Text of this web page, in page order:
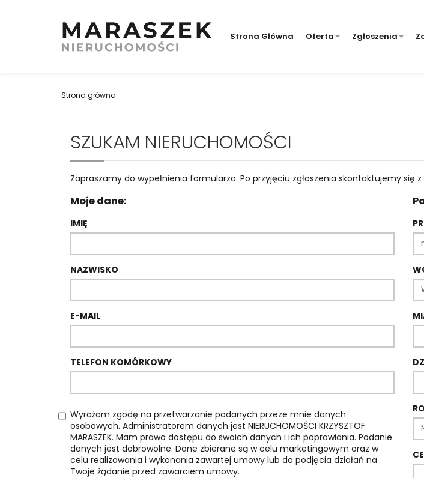
Strona Główna Oferta Zgłoszenia
Strona główna
SZUKAM NIERUCHOMOŚCI
Zapraszamy do wypełnienia formularza. Po przyjęciu zgłoszenia skontaktujemy się
Moje dane:
IMIĘ
NAZWISKO
E-MAIL
TELEFON KOMÓRKOWY
Wyrażam zgodę na przetwarzanie podanych przeze mnie danych
osobowych. Administratorem danych jest NIERUCHOMOŚCI KRZYSZTOF
MARASZEK. Mam prawo dostępu do swoich danych i ich poprawiania. Podanie
danych jest dobrowolne. Dane zbierane są w celu marketingowym oraz w
celu realizowania i wykonania zawartej umowy lub do podjęcia działań na
Twoje żądanie przed zawarciem umowy.